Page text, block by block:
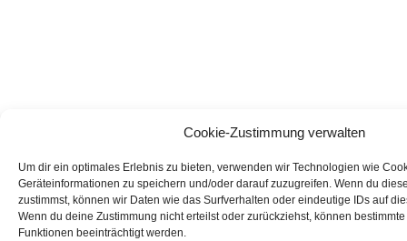
Cookie-Zustimmung verwalten
Um dir ein optimales Erlebnis zu bieten, verwenden wir Technologien wie
Geräteinformationen zu speichern und/oder darauf zuzugreifen. Wenn du
zustimmst, können wir Daten wie das Surfverhalten oder eindeutige IDs auf
Wenn du deine Zustimmung nicht erteilst oder zurückziehst, können
Funktionen beeinträchtigt werden.